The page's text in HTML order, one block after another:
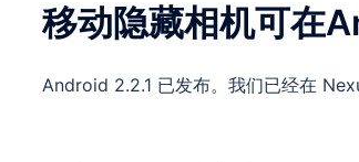
移动隐藏相机可在
Android 2.2.1 已发布。我们已经在